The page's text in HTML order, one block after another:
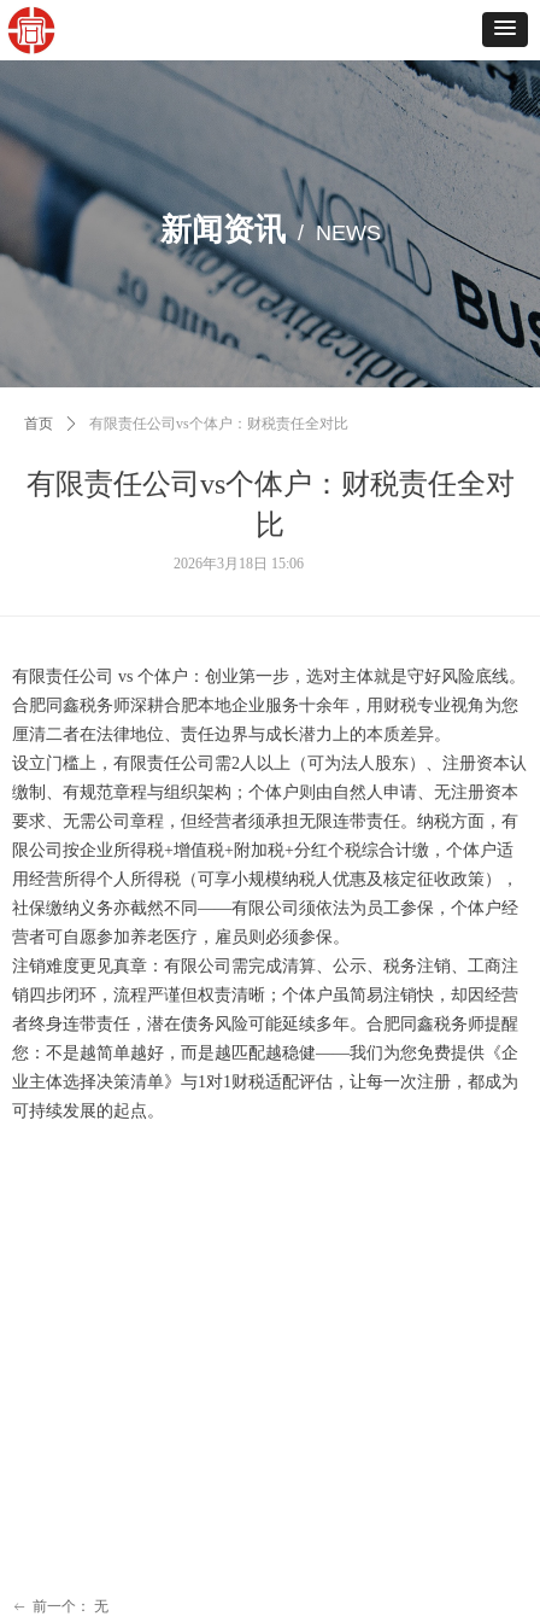
有限责任公司vs个体户：财税责任全对
比
有限责任公司 vs 个体户：创业第一步，选对主体就是守好风险底线。
合肥同鑫税务师深耕合肥本地企业服务十余年，用财税专业视角为您
厘清二者在法律地位、责任边界与成长潜力上的本质差异。
设立门槛上，有限责任公司需2人以上（可为法人股东）、注册资本认
缴制、有规范章程与组织架构；个体户则由自然人申请、无注册资本
要求、无需公司章程，但经营者须承担无限连带责任。纳税方面，有
限公司按企业所得税+增值税+附加税+分红个税综合计缴，个体户适
用经营所得个人所得税（可享小规模纳税人优惠及核定征收政策），
社保缴纳义务亦截然不同——有限公司须依法为员工参保，个体户经
营者可自愿参加养老医疗，雇员则必须参保。
注销难度更见真章：有限公司需完成清算、公示、税务注销、工商注
销四步闭环，流程严谨但权责清晰；个体户虽简易注销快，却因经营
者终身连带责任，潜在债务风险可能延续多年。合肥同鑫税务师提醒
您：不是越简单越好，而是越匹配越稳健——我们为您免费提供《企
业主体选择决策清单》与1对1财税适配评估，让每一次注册，都成为
可持续发展的起点。
2026年3月18日 15:06
新闻资讯/ NEWS
ꂃ 前一个： 无
首页 ꄲ 有限责任公司vs个体户：财税责任全对比